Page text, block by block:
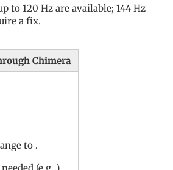
to 120 Hz are available; 144 Hz
a fix.
Chimera
to .